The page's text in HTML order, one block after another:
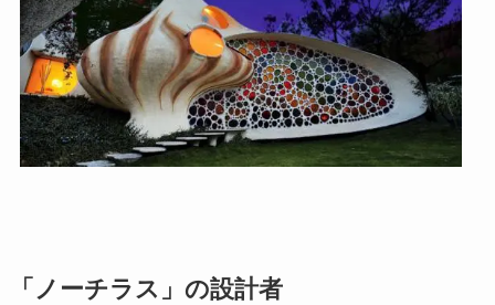
「ノーチラス」の設計者